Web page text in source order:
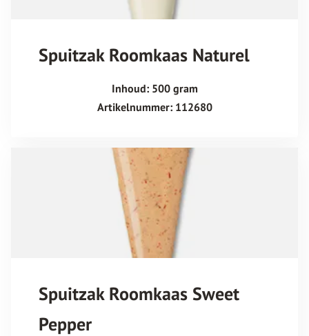
Spuitzak Roomkaas Naturel
Inhoud: 500 gram
Artikelnummer: 112680
Spuitzak Roomkaas Sweet
Pepper